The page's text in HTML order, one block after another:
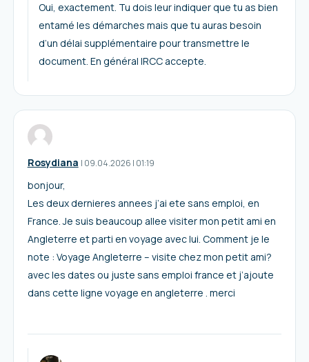
Oui, exactement. Tu dois leur indiquer que tu as bien
entamé les démarches mais que tu auras besoin
d’un délai supplémentaire pour transmettre le
document. En général IRCC accepte.
Rosydiana I 09.04.2026 | 01:19
bonjour,
Les deux dernieres annees j’ai ete sans emploi, en
France. Je suis beaucoup allee visiter mon petit ami en
Angleterre et parti en voyage avec lui. Comment je le
note : Voyage Angleterre – visite chez mon petit ami?
avec les dates ou juste sans emploi france et j’ajoute
dans cette ligne voyage en angleterre . merci